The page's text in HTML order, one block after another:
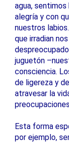
agua,
alegría y con
nuestros
que irradian
juguetón
consciencia.
de ligereza y
atravesar la
Esta forma
por ejemplo,